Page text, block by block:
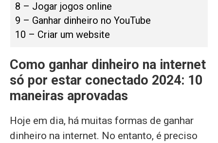
8 – Jogar jogos online
9 – Ganhar dinheiro no YouTube
10 – Criar um website
Como ganhar dinheiro na internet
só por estar conectado 2024: 10
maneiras aprovadas
Hoje em dia, há muitas formas de ganhar
dinheiro na internet. No entanto, é preciso